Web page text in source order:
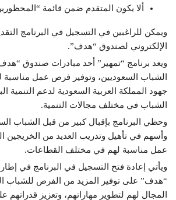
ألا يكون المتقدم ضمن قائمة
ويمكن للراغبين في التسجيل في البرنامج
الإلكتروني لصندوق “هدف”.
ويعد برنامج “تمهير” أحد مبادرات صندوق
الشباب السعوديين، وتوفير فرص عمل مناسبة
جهود المملكة العربية السعودية لدعم التنمية
الشباب في مختلف مجالات التنمية.
وحظي البرنامج بإقبال كبير من قبل الشباب
وأسهم في تأهيل وتدريب العديد من الخريجين
عمل مناسبة لهم في مختلف القطاعات.
ويأتي إعادة فتح التسجيل في البرنامج في
“هدف” على توفير المزيد من الفرص للشباب
المجال لهم لتطوير مهاراتهم، وتعزيز